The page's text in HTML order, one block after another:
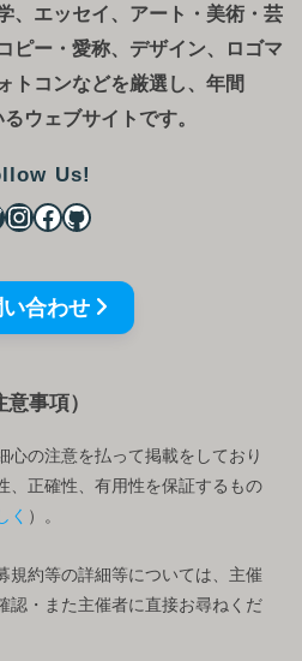
、エッセイ、アート・美術・芸
ピー・愛称、デザイン、ロゴマ
トコンなどを厳選し、年間
ウェブサイトです。
Us!
合わせ
事項）
の注意を払って掲載をしており
、正確性、有用性を保証するもの
く ）。
約等の詳細等については、主催
認・また主催者に直接お尋ねくだ